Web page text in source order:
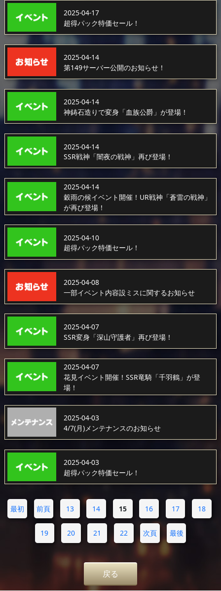
2025-04-17
超得パック特価セール！
2025-04-14
第149サーバー公開のお知らせ！
2025-04-14
神鋳石造りで変身「血族公爵」が登場！
2025-04-14
SSR戦神「闇夜の戦神」再び登場！
2025-04-14
穀雨の候イベント開催！UR戦神「蒼雷の戦神」
が再び登場！
2025-04-10
超得パック特価セール！
2025-04-08
一部イベント内容設ミスに関するお知らせ
2025-04-07
SSR変身「深山守護者」再び登場！
2025-04-07
花見イベント開催！SSR竜騎「千羽鶴」が登
場！
2025-04-03
4/7(月)メンテナンスのお知らせ
2025-04-03
超得パック特価セール！
最初 前頁 13 14 15 16 17 18
19 20 21 22 次頁 最後
戻る